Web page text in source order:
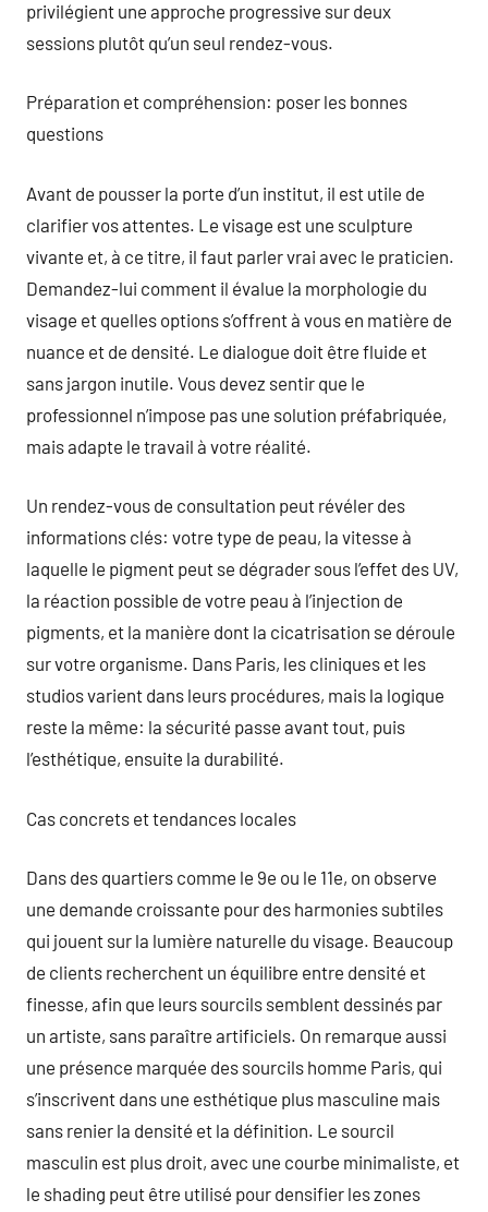
privilégient une approche progressive sur deux
sessions plutôt qu’un seul rendez-vous.
Préparation et compréhension: poser les bonnes
questions
Avant de pousser la porte d’un institut, il est utile de
clarifier vos attentes. Le visage est une sculpture
vivante et, à ce titre, il faut parler vrai avec le praticien.
Demandez-lui comment il évalue la morphologie du
visage et quelles options s’offrent à vous en matière de
nuance et de densité. Le dialogue doit être fluide et
sans jargon inutile. Vous devez sentir que le
professionnel n’impose pas une solution préfabriquée,
mais adapte le travail à votre réalité.
Un rendez-vous de consultation peut révéler des
informations clés: votre type de peau, la vitesse à
laquelle le pigment peut se dégrader sous l’effet des UV,
la réaction possible de votre peau à l’injection de
pigments, et la manière dont la cicatrisation se déroule
sur votre organisme. Dans Paris, les cliniques et les
studios varient dans leurs procédures, mais la logique
reste la même: la sécurité passe avant tout, puis
l’esthétique, ensuite la durabilité.
Cas concrets et tendances locales
Dans des quartiers comme le 9e ou le 11e, on observe
une demande croissante pour des harmonies subtiles
qui jouent sur la lumière naturelle du visage. Beaucoup
de clients recherchent un équilibre entre densité et
finesse, afin que leurs sourcils semblent dessinés par
un artiste, sans paraître artificiels. On remarque aussi
une présence marquée des sourcils homme Paris, qui
s’inscrivent dans une esthétique plus masculine mais
sans renier la densité et la définition. Le sourcil
masculin est plus droit, avec une courbe minimaliste, et
le shading peut être utilisé pour densifier les zones